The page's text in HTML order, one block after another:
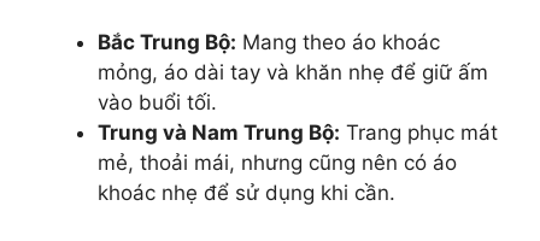
Bắc Trung Bộ: Mang theo áo khoác
mỏng, áo dài tay và khăn nhẹ để giữ ấm
vào buổi tối.
Trung và Nam Trung Bộ: Trang phục mát
mẻ, thoải mái, nhưng cũng nên có áo
khoác nhẹ để sử dụng khi cần.